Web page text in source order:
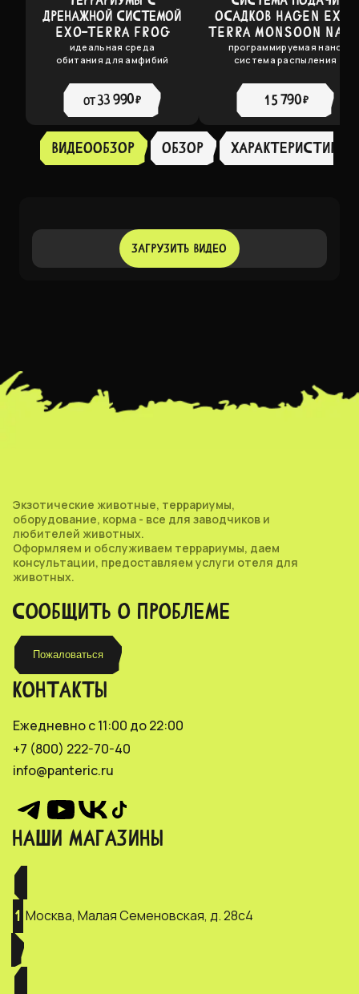
ДРЕНАЖНОЙ СИСТЕМОЙ
EXO-TERRA FROG
идеальная среда
обитания для амфибий
от33 990 ₽
ОСАДКОВ HAGEN EXO-
TERRA MONSOON
программируемая нано
система распыления
15 790 ₽
Видеообзор Обзор ХАРАКТЕРИСТИКИ
ЗАГРУЗИТЬ ВИДЕО
Экзотические животные, террариумы,
оборудование, корма - все для заводчиков и
любителей животных.
Оформляем и обслуживаем террариумы, даем
консультации, предоставляем услуги отеля для
животных.
СООБЩИТЬ О ПРОБЛЕМЕ
Пожаловаться
НАШИ МАГАЗИНЫ
1 Москва, Малая Семеновская, д. 28с4
КОНТАКТЫ
Ежедневно с 11:00 до 22:00
+7 (800) 222-70-40
info@panteric.ru